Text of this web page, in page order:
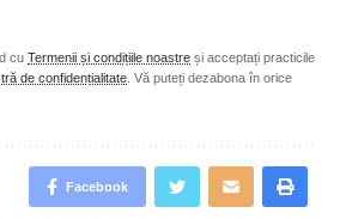
cu Termenii și condițiile noastre și acceptați practicile
de confidențialitate . Vă puteți dezabona în orice
Facebook